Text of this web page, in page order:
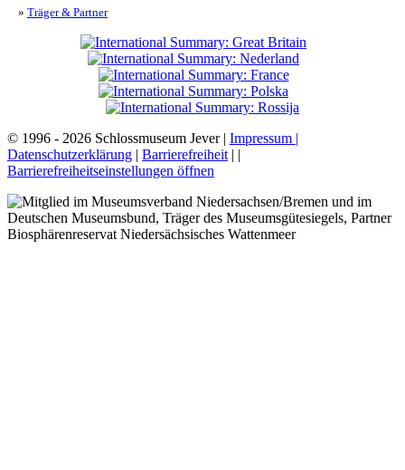
» Träger & Partner
© 1996 - 2026 Schlossmuseum Jever | Impressum |
Datenschutzerklärung | Barrierefreiheit | |
Barrierefreiheitseinstellungen öffnen